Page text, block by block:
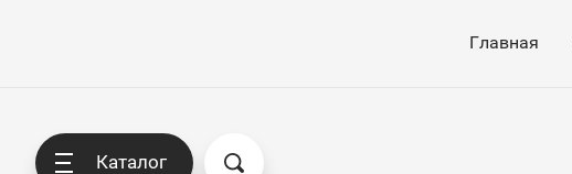
Главная
Каталог